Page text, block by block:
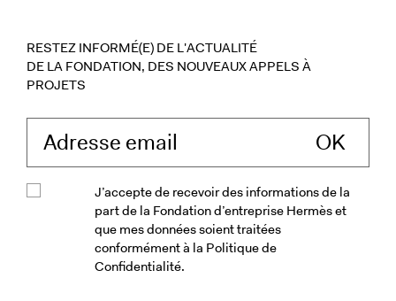
RESTEZ INFORMÉ(E) DE L'ACTUALITÉ
DE LA FONDATION, DES NOUVEAUX APPELS À
PROJETS
J’accepte de recevoir des informations de la
part de la Fondation d’entreprise Hermès et
que mes données soient traitées
conformément à la Politique de
Confidentialité.